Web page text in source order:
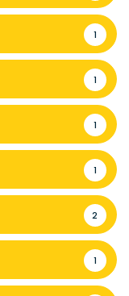
1
1
1
1
2
1